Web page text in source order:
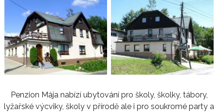
Penzion Mája nabízí ubytování pro školy, školky, tábory,
lyžařské výcviky, školy v přírodě ale i pro soukromé party a